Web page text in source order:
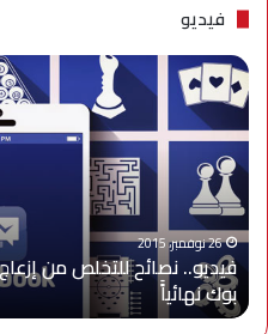
فيديو
فيديو..
نصائح
للتخلص
من
إزعاج
تنبيهات
الألعاب
على
فيس
بوك
نهائياًَ
26 نوفمبر، 2015
فيديو.. نصائح للتخلص من
بوك نهائياًَ